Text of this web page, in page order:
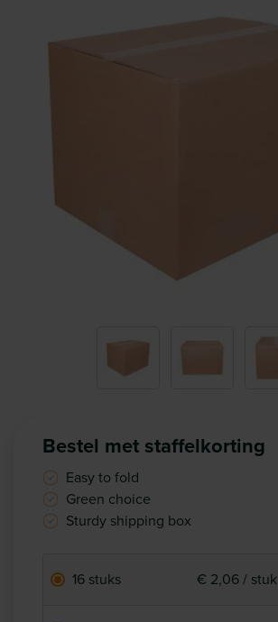
Bestel met staffelkorting
Easy to fold
Green choice
Sturdy shipping box
16 stuks € 2,06 / stuk